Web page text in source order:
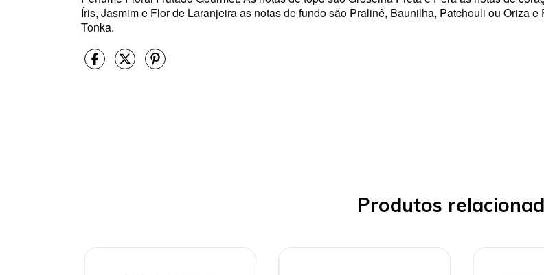
Íris, Jasmim e Flor de Laranjeira as notas de fundo são Pralinê, Baunilha, Patchouli ou Oriza e
Tonka.
Produtos